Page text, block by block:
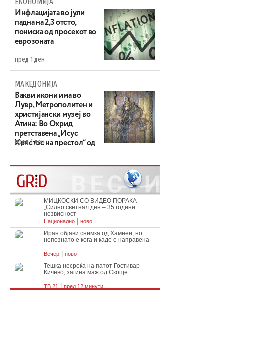
Инфлацијата во јули
падна на 2,3 отсто,
пониска од просекот во
еврозоната
пред 1 ден
МАКЕДОНИЈА
Вакви икони има во
Лувр, Метрополитен и
христијански музеј во
Атина: Во Охрид
претставена „Исус
Христос на престол“ од
XIV век
пред 1 ден